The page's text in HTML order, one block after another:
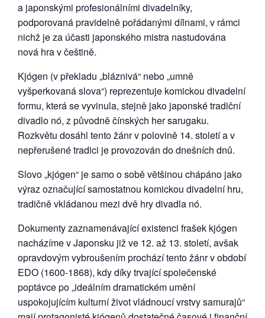
a japonskými profesionálními divadelníky,
podporovaná pravidelně pořádanými dílnami, v rámci
nichž je za účasti japonského mistra nastudována
nová hra v češtině.
Kjógen (v překladu „bláznivá“ nebo „umně
vyšperkovaná slova“) reprezentuje komickou divadelní
formu, která se vyvinula, stejně jako japonské tradiční
divadlo nó, z původně čínských her sarugaku.
Rozkvětu dosáhl tento žánr v polovině 14. století a v
nepřerušené tradici je provozován do dnešních dnů.
Slovo „kjógen“ je samo o sobě většinou chápáno jako
výraz označující samostatnou komickou divadelní hru,
tradičně vkládanou mezi dvě hry divadla nó.
Dokumenty zaznamenávající existenci frašek kjógen
nacházíme v Japonsku již ve 12. až 13. století, avšak
opravdovým vybroušením prochází tento žánr v období
EDO (1600-1868), kdy díky trvající společenské
poptávce po „ideálním dramatickém umění
uspokojujícím kulturní život vládnoucí vrstvy samurajů“